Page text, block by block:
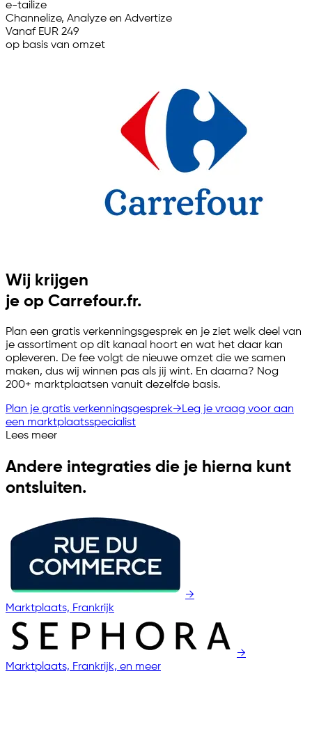
e-tailize
Channelize, Analyze en Advertize
Vanaf EUR 249
op basis van omzet
Wij krijgen
je op Carrefour.fr.
Plan een gratis verkenningsgesprek en je ziet welk deel van
je assortiment op dit kanaal hoort en wat het daar kan
opleveren. De fee volgt de nieuwe omzet die we samen
maken, dus wij winnen pas als jij wint. En daarna? Nog
200+ marktplaatsen vanuit dezelfde basis.
Plan je gratis verkenningsgesprek→Leg je vraag voor aan
een marktplaatsspecialist
Lees meer
Andere integraties die je hierna kunt
ontsluiten.
→
Marktplaats, Frankrijk
→
Marktplaats, Frankrijk, en meer